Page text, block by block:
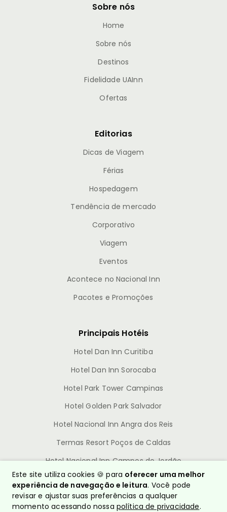
Sobre nós
Home
Sobre nós
Destinos
Fidelidade UAInn
Ofertas
Editorias
Dicas de Viagem
Férias
Hospedagem
Tendência de mercado
Corporativo
Viagem
Eventos
Acontece no Nacional Inn
Pacotes e Promoções
Principais Hotéis
Hotel Dan Inn Curitiba
Hotel Dan Inn Sorocaba
Hotel Park Tower Campinas
Hotel Golden Park Salvador
Hotel Nacional Inn Angra dos Reis
Termas Resort Poços de Caldas
Hotel Nacional Inn Campos do Jordão
Este site utiliza cookies 🍪 para oferecer uma melhor
experiência de navegação e leitura. Você pode
revisar e ajustar suas preferências a qualquer
momento acessando nossa política de privacidade.